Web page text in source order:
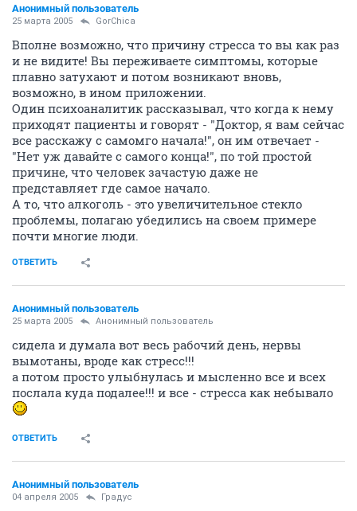
Анонимный пользователь
25 марта 2005 GorChica
Вполне возможно, что причину стресса то вы как раз
и не видите! Вы переживаете симптомы, которые
плавно затухают и потом возникают вновь,
возможно, в ином приложении.
Один психоаналитик рассказывал, что когда к нему
приходят пациенты и говорят - "Доктор, я вам сейчас
все расскажу с самомго начала!", он им отвечает -
"Нет уж давайте с самого конца!", по той простой
причине, что человек зачастую даже не
представляет где самое начало.
А то, что алкоголь - это увеличительное стекло
проблемы, полагаю убедились на своем примере
почти многие люди.
ОТВЕТИТЬ
Анонимный пользователь
25 марта 2005 Анонимный пользователь
сидела и думала вот весь рабочий день, нервы
вымотаны, вроде как стресс!!!
а потом просто улыбнулась и мысленно все и всех
послала куда подалее!!! и все - стресса как небывало
ОТВЕТИТЬ
Анонимный пользователь
04 апреля 2005 Градус